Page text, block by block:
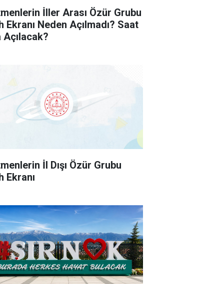
İller Arası Özür Grubu
Ekranı Neden Açılmadı? Saat
Açılacak?
İl Dışı Özür Grubu
Ekranı